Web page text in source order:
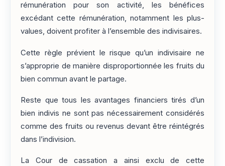
rémunération pour son activité, les bénéfices
excédant cette rémunération, notamment les plus-
values, doivent profiter à l’ensemble des indivisaires.
Cette règle prévient le risque qu’un indivisaire ne
s’approprie de manière disproportionnée les fruits du
bien commun avant le partage.
Reste que tous les avantages financiers tirés d’un
bien indivis ne sont pas nécessairement considérés
comme des fruits ou revenus devant être réintégrés
dans l’indivision.
La Cour de cassation a ainsi exclu de cette